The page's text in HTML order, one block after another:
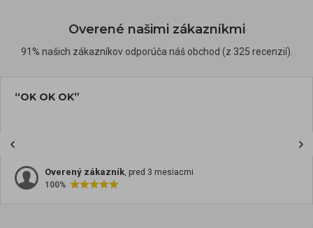
Overené našimi zákazníkmi
91% našich zákazníkov odporúča náš obchod (z 325 recenzií).
“OK OK OK”
Overený zákazník, pred 3 mesiacmi
100%